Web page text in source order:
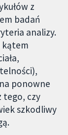
z
badań
analizy.
kątem
ponowne
tego, czy
szkodliwy